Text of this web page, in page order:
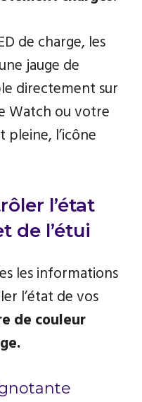
de charge, les
jauge de
directement sur
Watch ou votre
pleine, l’icône
l’état
de l’étui
les informations
l’état de vos
de couleur